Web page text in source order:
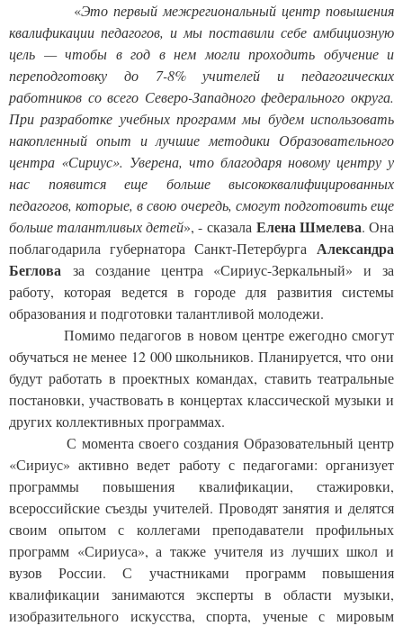
            «
Это первый межрегиональный центр повышения
квалификации педагогов, и мы поставили себе амбициозную
цель — чтобы в год в нем могли проходить обучение и
переподготовку до 7-8% учителей и педагогических
работников со всего Северо-Западного федерального округа.
При разработке учебных программ мы будем использовать
накопленный опыт и лучшие методики Образовательного
центра «Сириус». Уверена, что благодаря новому центру у
нас появится еще больше высококвалифицированных
педагогов, которые, в свою очередь, смогут подготовить еще
больше талантливых детей», - сказала Елена Шмелева. Она
поблагодарила губернатора Санкт-Петербурга Александра
Беглова за создание центра «Сириус-Зеркальный» и за
работу, которая ведется в городе для развития системы
образования и подготовки талантливой молодежи.
            Помимо педагогов в новом центре ежегодно смогут
обучаться не менее 12 000 школьников. Планируется, что они
будут работать в проектных командах, ставить театральные
постановки, участвовать в концертах классической музыки и
других коллективных программах.
            С момента своего создания Образовательный центр
«Сириус» активно ведет работу с педагогами: организует
программы повышения квалификации, стажировки,
всероссийские съезды учителей. Проводят занятия и делятся
своим опытом с коллегами преподаватели профильных
программ «Сириуса», а также учителя из лучших школ и
вузов России. С участниками программ повышения
квалификации занимаются эксперты в области музыки,
изобразительного искусства, спорта, ученые с мировым
Задайте нам вопрос
Для заполнения данной формы включите
JavaScript в браузере.
Эл. почта*
Тема вопроса:*